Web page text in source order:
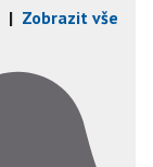
| Zobrazit vše